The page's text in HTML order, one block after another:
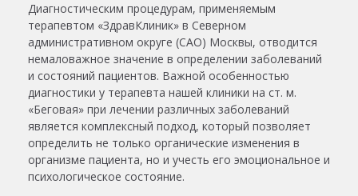
Диагностическим процедурам, применяемым
терапевтом «ЗдравКлиник» в Северном
административном округе (САО) Москвы, отводится
немаловажное значение в определении заболеваний
и состояний пациентов. Важной особенностью
диагностики у терапевта нашей клиники на ст. м.
«Беговая» при лечении различных заболеваний
является комплексный подход, который позволяет
определить не только органические изменения в
организме пациента, но и учесть его эмоциональное и
психологическое состояние.